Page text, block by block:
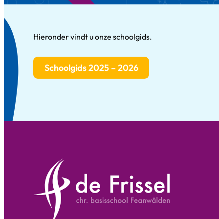
Hieronder vindt u onze schoolgids.
Schoolgids 2025 – 2026